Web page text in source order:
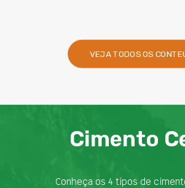
VEJA TODOS OS
Cimento
Conheça os 4 tipos de